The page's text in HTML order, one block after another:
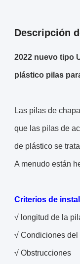
Descripción
2022 nuevo tipo
plástico pilas
Las pilas de
que las pilas de
de plástico se
A menudo están
Criterios de
√ longitud de la
√ Condiciones del
√ Obstrucciones